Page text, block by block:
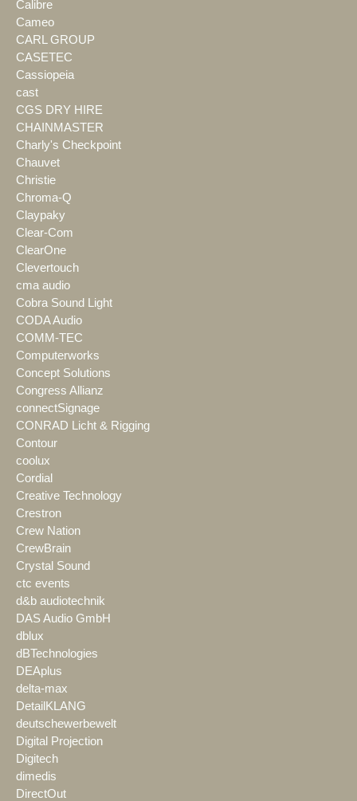
Calibre
Cameo
CARL GROUP
CASETEC
Cassiopeia
cast
CGS DRY HIRE
CHAINMASTER
Charly's Checkpoint
Chauvet
Christie
Chroma-Q
Claypaky
Clear-Com
ClearOne
Clevertouch
cma audio
Cobra Sound Light
CODA Audio
COMM-TEC
Computerworks
Concept Solutions
Congress Allianz
connectSignage
CONRAD Licht & Rigging
Contour
coolux
Cordial
Creative Technology
Crestron
Crew Nation
CrewBrain
Crystal Sound
ctc events
d&b audiotechnik
DAS Audio GmbH
dblux
dBTechnologies
DEAplus
delta-max
DetailKLANG
deutschewerbewelt
Digital Projection
Digitech
dimedis
DirectOut